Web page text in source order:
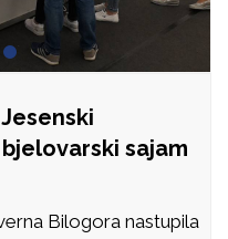
sajam
Bilogora nastupila